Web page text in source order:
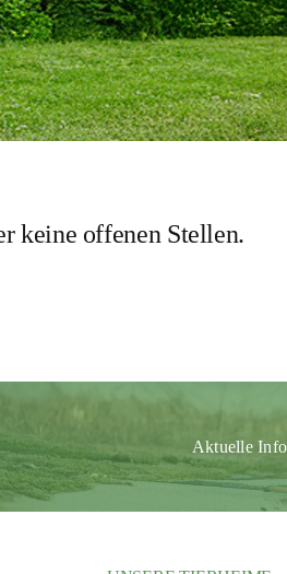
keine offenen Stellen.
Aktuelle